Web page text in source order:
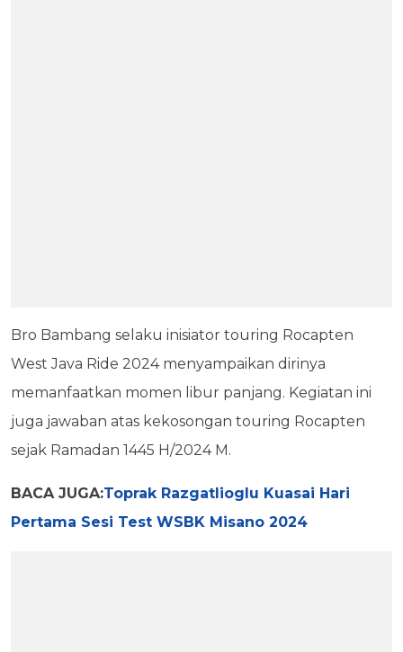
Bro Bambang selaku inisiator touring Rocapten
West Java Ride 2024 menyampaikan dirinya
memanfaatkan momen libur panjang. Kegiatan ini
juga jawaban atas kekosongan touring Rocapten
sejak Ramadan 1445 H/2024 M.
BACA JUGA:Toprak Razgatlioglu Kuasai Hari
Pertama Sesi Test WSBK Misano 2024